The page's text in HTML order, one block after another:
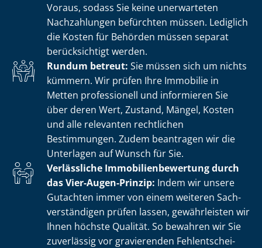
Voraus, sodass Sie keine unerwarteten
Nachzahlungen befürchten müssen. Lediglich
die Kosten für Behörden müssen separat
berücksichtigt werden.
Rundum betreut: Sie müssen sich um nichts
kümmern. Wir prüfen Ihre Immobilie in
Metten professionell und informieren Sie
über deren Wert, Zustand, Mängel, Kosten
und alle relevanten rechtlichen
Bestimmungen. Zudem beantragen wir die
Unterlagen auf Wunsch für Sie.
Verlässliche Im­mo­bi­li­en­be­wer­tung durch
das Vier-Augen-Prinzip: Indem wir unsere
Gutachten immer von einem weiteren Sach­
ver­stän­di­gen prüfen lassen, gewährleisten wir
Ihnen höchste Qualität. So bewahren wir Sie
zuverlässig vor gravierenden Fehl­ent­schei­